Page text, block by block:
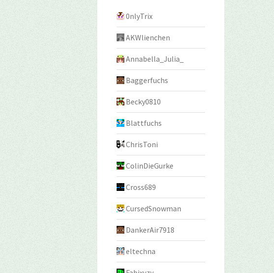
0nlyTrix
AKWlienchen
Annabella_Julia_
Baggerfuchs
Becky0810
Blattfuchs
ChrisToni
ColinDieGurke
Cross689
CursedSnowman
DankerAir7918
eltechna